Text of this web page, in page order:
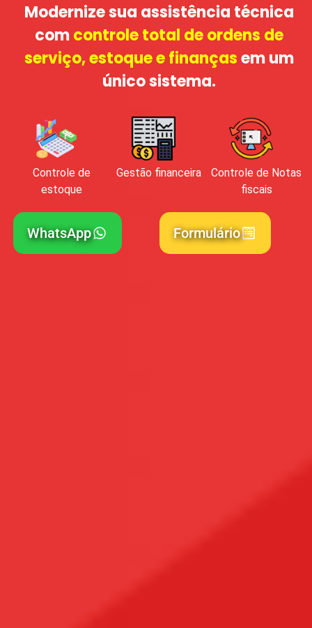
Modernize sua assistência técnica
comcontrole total de ordens de
serviço, estoque e finançasem um
único sistema.
Controle de
estoque
Gestão financeira
Controle de Notas
fiscais
WhatsApp Formulário